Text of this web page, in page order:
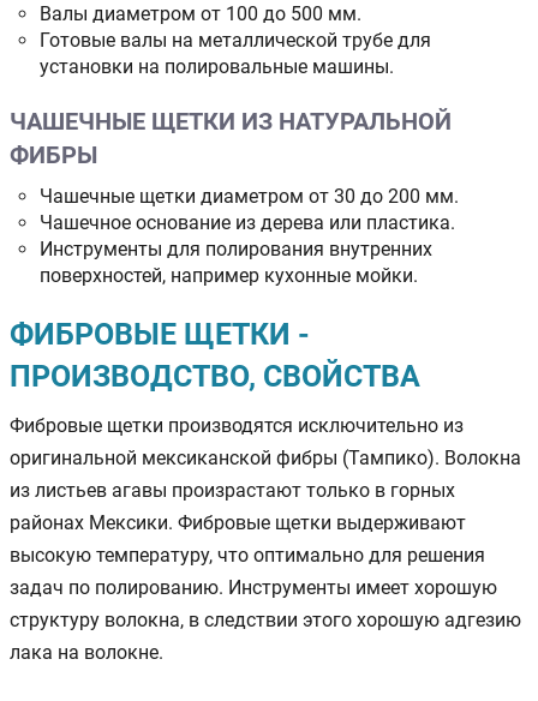
Валы диаметром от 100 до 500 мм.
Готовые валы на металлической трубе для
установки на полировальные машины.
ЧАШЕЧНЫЕ ЩЕТКИ ИЗ НАТУРАЛЬНОЙ
ФИБРЫ
Чашечные щетки диаметром от 30 до 200 мм.
Чашечное основание из дерева или пластика.
Инструменты для полирования внутренних
поверхностей, например кухонные мойки.
ФИБРОВЫЕ ЩЕТКИ -
ПРОИЗВОДСТВО, СВОЙСТВА
Фибровые щетки производятся исключительно из
оригинальной мексиканской фибры (Тампико). Волокна
из листьев агавы произрастают только в горных
районах Мексики. Фибровые щетки выдерживают
высокую температуру, что оптимально для решения
задач по полированию. Инструменты имеет хорошую
структуру волокна, в следствии этого хорошую адгезию
лака на волокне.